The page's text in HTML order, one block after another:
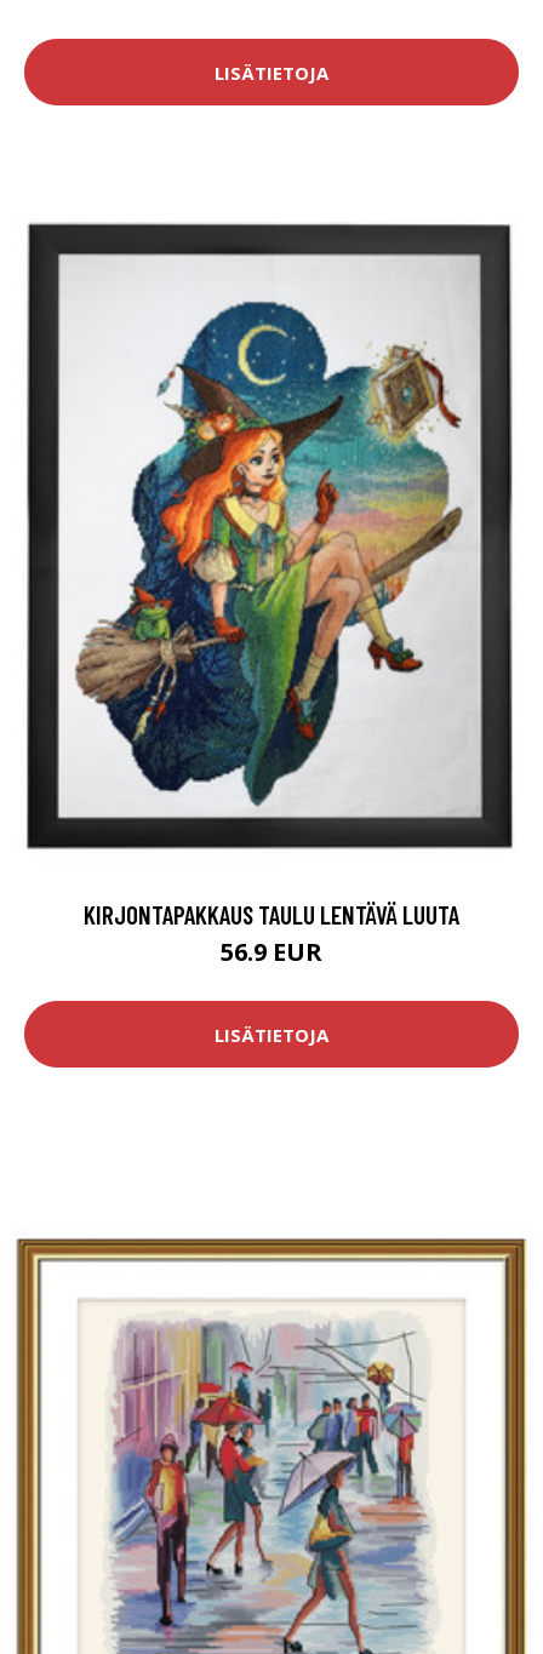
LISÄTIETOJA
KIRJONTAPAKKAUS TAULU LENTÄVÄ LUUTA
56.9 EUR
LISÄTIETOJA